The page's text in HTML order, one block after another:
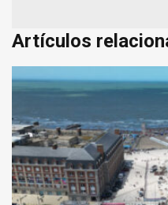
Artículos